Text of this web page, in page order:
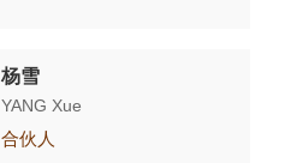
杨雪
YANG Xue
合伙人